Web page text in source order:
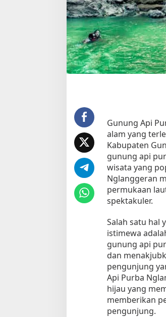
g
A
p
i
P
u
r
b
a
n
g
g
e
r
a
n
u
t
u
k
P
e
m
u
l
a
Gunung Api
alam yang
Kabupaten
gunung api
wisata yang
Nglanggeran
permukaan
spektakuler.
Salah satu hal
istimewa
gunung api
dan
pengunjung
Api Purba
hijau yang
memberikan
pengunjung.